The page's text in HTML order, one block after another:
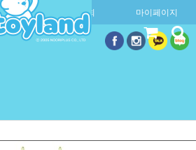
입 주문조회 마이페이지